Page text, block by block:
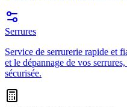
Serrures
Service de serrurerie rapide et
et le dépannage de vos
sécurisée.